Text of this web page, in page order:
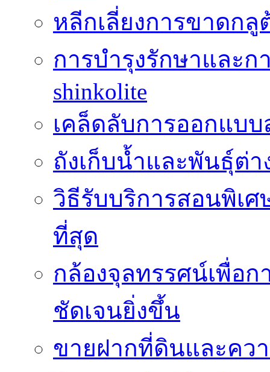
หลีกเลี่ยงการขาดก
การบำรุงรักษาและ
shinkolite
เคล็ดลับการออกแบ
ถังเก็บน้ำและพันธุ์ต่า
วิธีรับบริการสอนพิเ
ที่สุด
กล้องจุลทรรศน์เพื่อ
ชัดเจนยิ่งขึ้น
ขายฝากที่ดินและคว